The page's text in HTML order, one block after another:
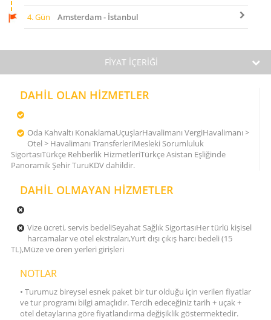
4. Gün Amsterdam - İstanbul
FİYAT İÇERİĞİ
DAHİL OLAN HİZMETLER
Oda Kahvaltı KonaklamaUçuşlarHavalimanı VergiHavalimanı >
Otel > Havalimanı TransferleriMesleki Sorumluluk
SigortasıTürkçe Rehberlik HizmetleriTürkçe Asistan Eşliğinde
Panoramik Şehir TuruKDV dahildir.
DAHİL OLMAYAN HİZMETLER
Vize ücreti, servis bedeliSeyahat Sağlık SigortasıHer türlü kişisel
harcamalar ve otel ekstraları,Yurt dışı çıkış harcı bedeli (15
TL),Müze ve ören yerleri girişleri
NOTLAR
• Turumuz bireysel esnek paket bir tur olduğu için verilen fiyatlar
ve tur programı bilgi amaçlıdır. Tercih edeceğiniz tarih + uçak +
otel detaylarına göre fiyatlandırma değişiklik göstermektedir.